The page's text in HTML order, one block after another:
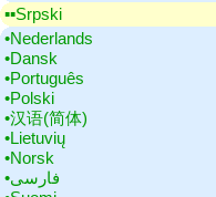
▪▪‎Srpski
•‎Nederlands
•‎Dansk
•‎Português
•‎Polski
•‎汉语(简体)
•‎Lietuvių
•‎Norsk
•‎فارسی